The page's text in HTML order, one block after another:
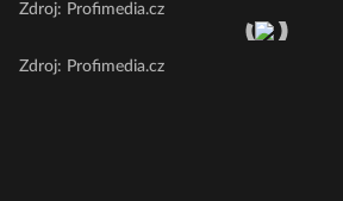
Zdroj: Profimedia.cz
Zdroj: Profimedia.cz